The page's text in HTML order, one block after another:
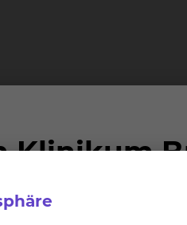
geboren. Sie ist 46 cm groß